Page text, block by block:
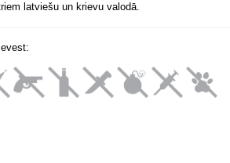
latviešu un krievu valodā.